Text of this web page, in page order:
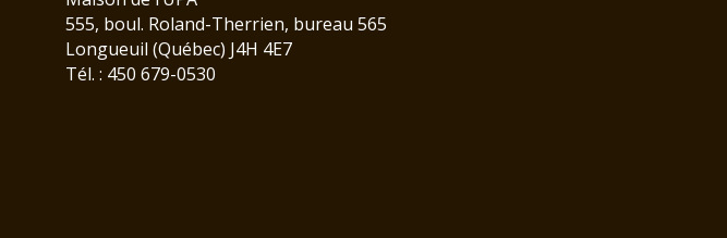
555, boul. Roland-Therrien, bureau 565
Longueuil (Québec) J4H 4E7
Tél. : 450 679-0530